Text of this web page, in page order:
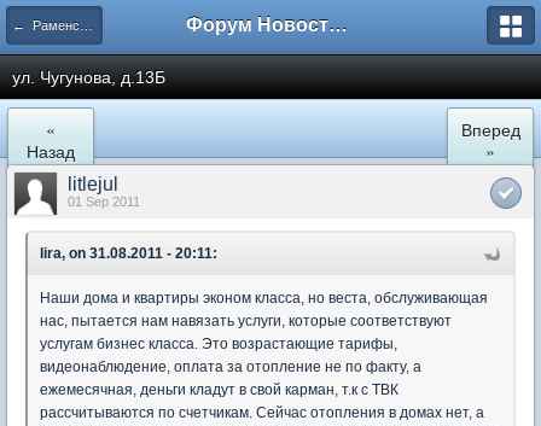
← Раменское Форум Новостройки
ул. Чугунова, д.13Б
«
Назад
Вперед
»
litlejul
01 Sep 2011
lira, on 31.08.2011 - 20:11:
Наши дома и квартиры эконом класса, но веста, обслуживающая
нас, пытается нам навязать услуги, которые соответствуют
услугам бизнес класса. Это возрастающие тарифы,
видеонаблюдение, оплата за отопление не по факту, а
ежемесячная, деньги кладут в свой карман, т.к с ТВК
рассчитываются по счетчикам. Сейчас отопления в домах нет, а